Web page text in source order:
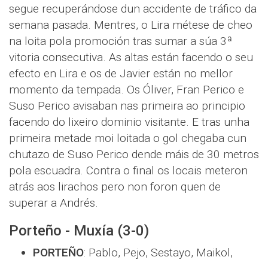
segue recuperándose dun accidente de tráfico da
semana pasada. Mentres, o Lira métese de cheo
na loita pola promoción tras sumar a súa 3ª
vitoria consecutiva. As altas están facendo o seu
efecto en Lira e os de Javier están no mellor
momento da tempada. Os Óliver, Fran Perico e
Suso Perico avisaban nas primeira ao principio
facendo do lixeiro dominio visitante. E tras unha
primeira metade moi loitada o gol chegaba cun
chutazo de Suso Perico dende máis de 30 metros
pola escuadra. Contra o final os locais meteron
atrás aos lirachos pero non foron quen de
superar a Andrés.
Porteño - Muxía (3-0)
PORTEÑO: Pablo, Pejo, Sestayo, Maikol,